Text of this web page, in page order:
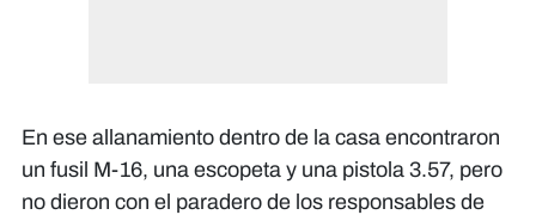
En ese allanamiento dentro de la casa encontraron
un fusil M-16, una escopeta y una pistola 3.57, pero
no dieron con el paradero de los responsables de